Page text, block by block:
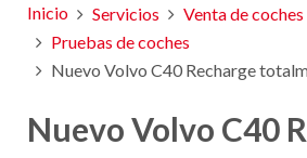
Inicio Servicios
Venta de coches
Pruebas de coches
Nuevo Volvo C40 Recharge
Nuevo Volvo C40